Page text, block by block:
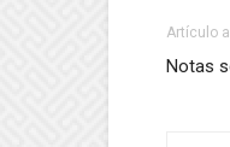
Artículo
Notas